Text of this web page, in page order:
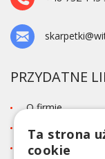
PRZYDATNE
O firmie
Blog
Kontakt
Ta strona
cookie